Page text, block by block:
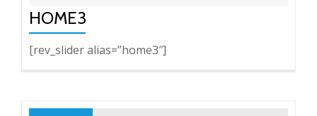
HOME3
[rev_slider alias=”home3″]